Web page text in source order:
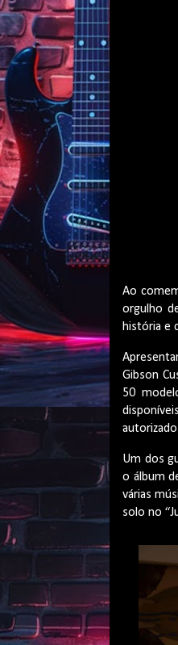
Ao
orgulho
história e
Gibson
50
Um dos
o álbum
várias
solo no